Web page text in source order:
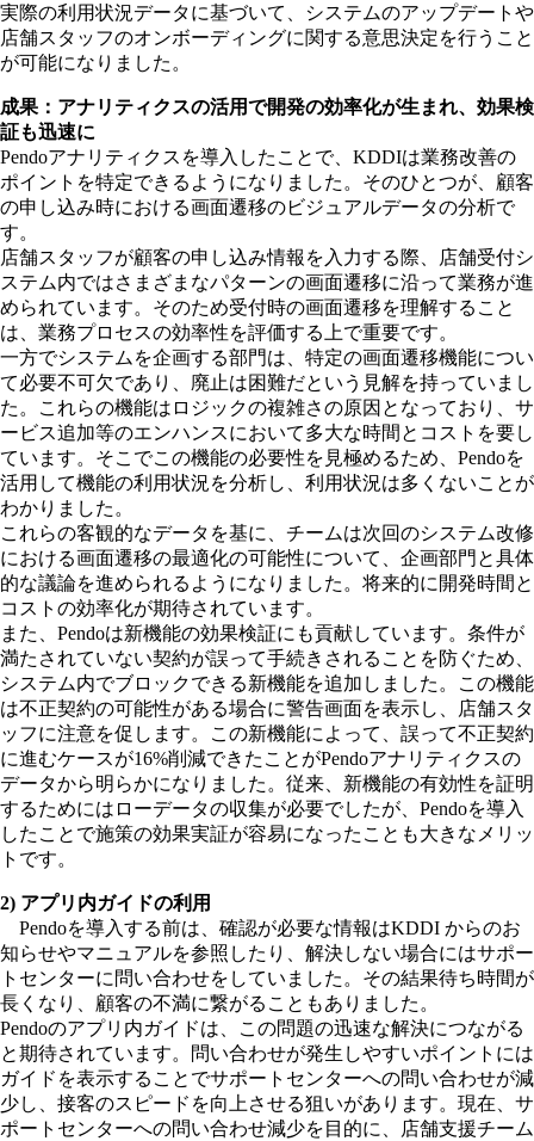
実際の利用状況データに基づいて、システムのアップデートや
店舗スタッフのオンボーディングに関する意思決定を行うこと
が可能になりました。
成果：アナリティクスの活用で開発の効率化が生まれ、効果検
証も迅速に
Pendoアナリティクスを導入したことで、KDDIは業務改善の
ポイントを特定できるようになりました。そのひとつが、顧客
の申し込み時における画面遷移のビジュアルデータの分析で
す。
店舗スタッフが顧客の申し込み情報を入力する際、店舗受付シ
ステム内ではさまざまなパターンの画面遷移に沿って業務が進
められています。そのため受付時の画面遷移を理解すること
は、業務プロセスの効率性を評価する上で重要です。
一方でシステムを企画する部門は、特定の画面遷移機能につい
て必要不可欠であり、廃止は困難だという見解を持っていまし
た。これらの機能はロジックの複雑さの原因となっており、サ
ービス追加等のエンハンスにおいて多大な時間とコストを要し
ています。そこでこの機能の必要性を見極めるため、Pendoを
活用して機能の利用状況を分析し、利用状況は多くないことが
わかりました。
これらの客観的なデータを基に、チームは次回のシステム改修
における画面遷移の最適化の可能性について、企画部門と具体
的な議論を進められるようになりました。将来的に開発時間と
コストの効率化が期待されています。
また、Pendoは新機能の効果検証にも貢献しています。条件が
満たされていない契約が誤って手続きされることを防ぐため、
システム内でブロックできる新機能を追加しました。この機能
は不正契約の可能性がある場合に警告画面を表示し、店舗スタ
ッフに注意を促します。この新機能によって、誤って不正契約
に進むケースが16%削減できたことがPendoアナリティクスの
データから明らかになりました。従来、新機能の有効性を証明
するためにはローデータの収集が必要でしたが、Pendoを導入
したことで施策の効果実証が容易になったことも大きなメリッ
トです。
2) アプリ内ガイドの利用
Pendoを導入する前は、確認が必要な情報はKDDI からのお
知らせやマニュアルを参照したり、解決しない場合にはサポー
トセンターに問い合わせをしていました。その結果待ち時間が
長くなり、顧客の不満に繋がることもありました。
Pendoのアプリ内ガイドは、この問題の迅速な解決につながる
と期待されています。問い合わせが発生しやすいポイントには
ガイドを表示することでサポートセンターへの問い合わせが減
少し、接客のスピードを向上させる狙いがあります。現在、サ
ポートセンターへの問い合わせ減少を目的に、店舗支援チーム